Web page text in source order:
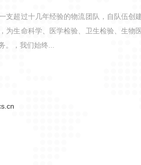
支超过十几年经验的物流团队，自队伍创
为生命科学、医学检验、卫生检验、生物
。，我们始终...